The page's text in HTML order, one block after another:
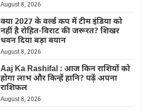
August 8, 2026
क्या 2027 के वर्ल्ड कप में टीम इंडिया को
नहीं है रोहित-विराट की जरूरत? शिखर
धवन दिया बड़ा बयान
August 8, 2026
Aaj Ka Rashifal : आज किन राशियों को
होगा लाभ और किन्हें हानि? पढ़ें अपना
राशिफल
August 8, 2026